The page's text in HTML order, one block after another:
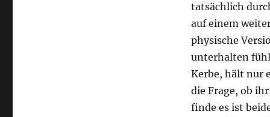
tatsächlich
auf einem
physische
unterhalten
Kerbe, hält nur
die Frage, ob
finde es ist